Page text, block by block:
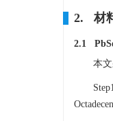
2. 材
2.1
本